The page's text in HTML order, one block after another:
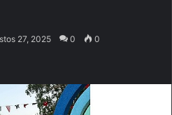
27, 2025 0 0